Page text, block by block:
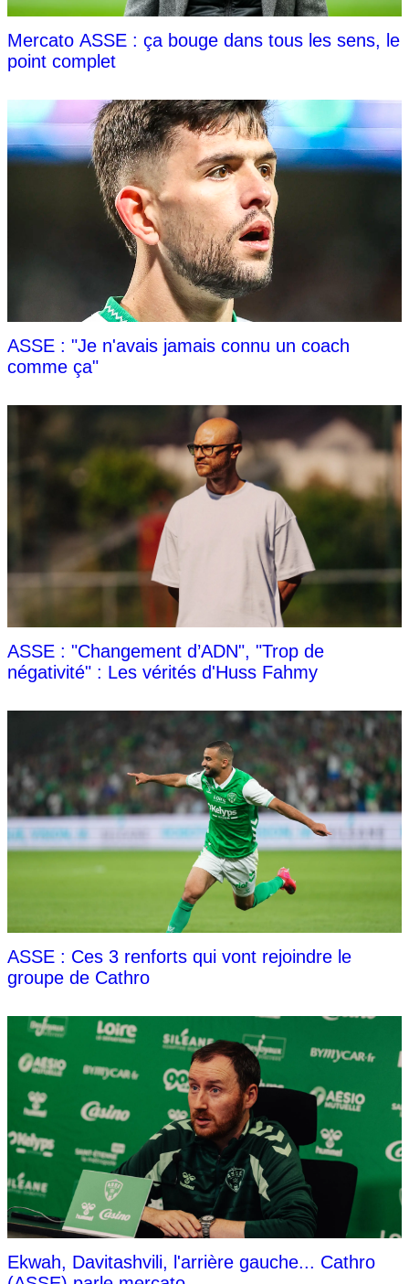
Mercato ASSE : ça bouge dans tous les sens, le
point complet
ASSE : "Je n'avais jamais connu un coach
comme ça"
ASSE : "Changement d’ADN", "Trop de
négativité" : Les vérités d'Huss Fahmy
ASSE : Ces 3 renforts qui vont rejoindre le
groupe de Cathro
Ekwah, Davitashvili, l'arrière gauche... Cathro